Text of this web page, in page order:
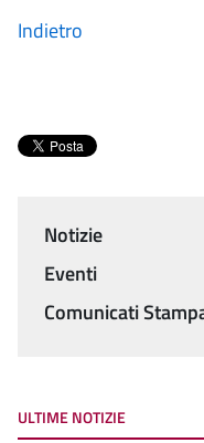
Indietro
Menu
Notizie
Eventi
Comunicati
ULTIME NOTIZIE